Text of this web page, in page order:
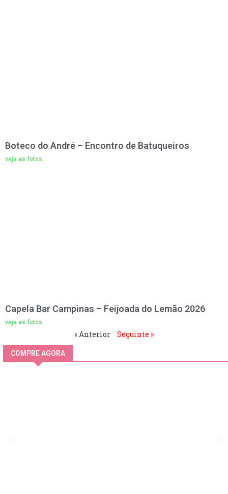
Boteco do André – Encontro de Batuqueiros
veja as fotos
Capela Bar Campinas – Feijoada do Lemão 2026
veja as fotos
« Anterior Seguinte »
COMPRE AGORA